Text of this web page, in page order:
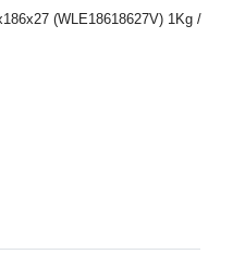
(WLE18618627V) 1Kg /